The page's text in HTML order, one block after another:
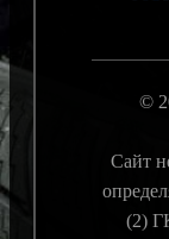
©
Сайт
(2)